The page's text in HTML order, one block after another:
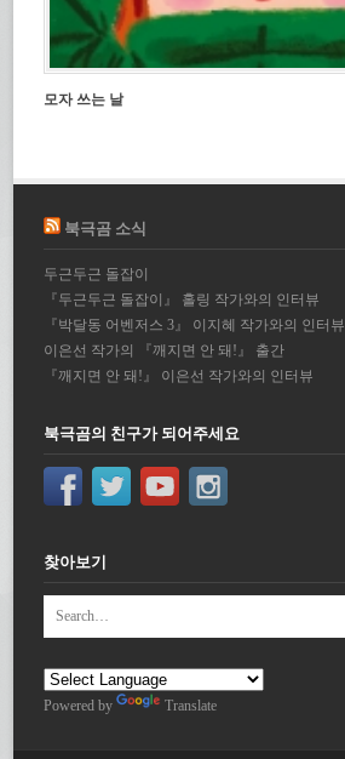
모자 쓰는 날
북극곰 소식
두근두근 돌잡이
『두근두근 돌잡이』 홀링 작가와의 인터뷰
『박달동 어벤저스 3』 이지혜 작가와의 인터뷰
이은선 작가의 『깨지면 안 돼!』 출간
『깨지면 안 돼!』 이은선 작가와의 인터뷰
북극곰의 친구가 되어주세요
찾아보기
Powered by Translate